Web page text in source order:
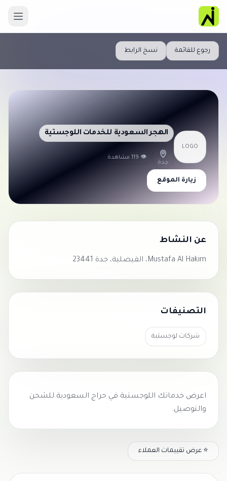
رجوع للقائمة نسخ الرابط
LOGO
الهجر السعودية للخدمات اللوجستية
جدة
👁 119 مشاهدة
زيارة الموقع
عن النشاط
Mustafa Al Hakim، الفيصلية، جدة 23441
التصنيفات
شركات لوجستية
اعرض خدماتك اللوجستية في حراج السعودية للشحن
والتوصيل.
⭐ عرض تقييمات العملاء